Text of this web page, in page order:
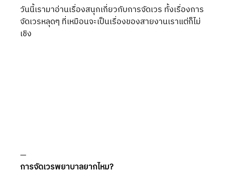
วันนี้เรามาอ่านเรื่องสนุกเกี่ยวกับการจัดเวร ทั้งเรื่องการ
จัดเวรหลุดๆ ที่เหมือนจะเป็นเรื่องของสายงานเราแต่ก็ไม่
เชิง
—
การจัดเวรพยาบาลยากไหม?